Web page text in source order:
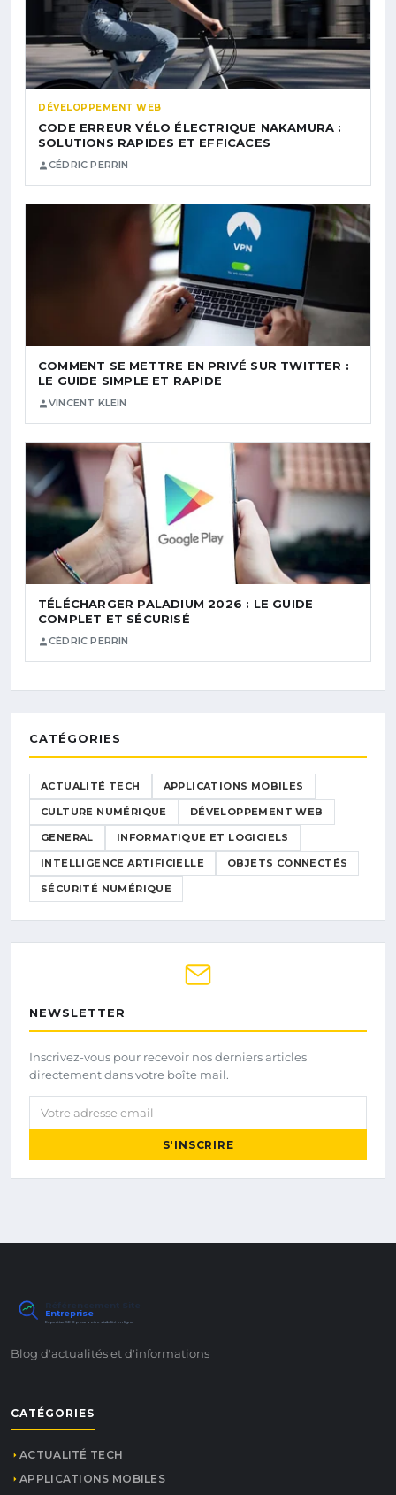
DÉVELOPPEMENT WEB
CODE ERREUR VÉLO ÉLECTRIQUE NAKAMURA :
SOLUTIONS RAPIDES ET EFFICACES
CÉDRIC PERRIN
COMMENT SE METTRE EN PRIVÉ SUR TWITTER :
LE GUIDE SIMPLE ET RAPIDE
VINCENT KLEIN
TÉLÉCHARGER PALADIUM 2026 : LE GUIDE
COMPLET ET SÉCURISÉ
CÉDRIC PERRIN
CATÉGORIES
ACTUALITÉ TECH APPLICATIONS MOBILES
CULTURE NUMÉRIQUE DÉVELOPPEMENT WEB
GENERAL INFORMATIQUE ET LOGICIELS
INTELLIGENCE ARTIFICIELLE OBJETS CONNECTÉS
SÉCURITÉ NUMÉRIQUE
NEWSLETTER
Inscrivez-vous pour recevoir nos derniers articles
directement dans votre boîte mail.
Votre adresse email
S'INSCRIRE
Référencement Site
Entreprise
Expertise SEO pour votre visibilité en ligne
Blog d'actualités et d'informations
CATÉGORIES
ACTUALITÉ TECH
APPLICATIONS MOBILES